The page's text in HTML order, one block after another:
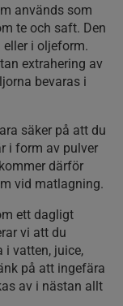
används som
te och saft. Den
eller i oljeform.
extrahering av
bevaras i
säker på att du
i form av pulver
därför
vid matlagning.
ett dagligt
vi att du
i vatten, juice,
på att ingefära
av i nästan allt